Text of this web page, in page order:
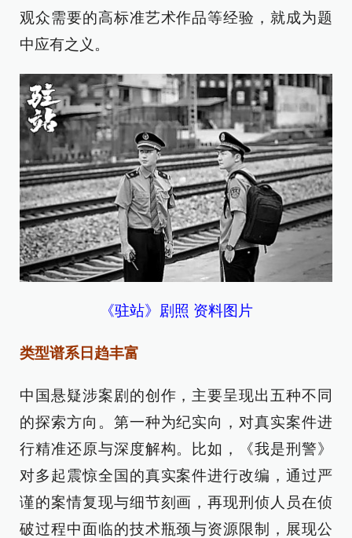
观众需要的高标准艺术作品等经验，就成为题
中应有之义。
《驻站》剧照 资料图片
类型谱系日趋丰富
中国悬疑涉案剧的创作，主要呈现出五种不同
的探索方向。第一种为纪实向，对真实案件进
行精准还原与深度解构。比如，《我是刑警》
对多起震惊全国的真实案件进行改编，通过严
谨的案情复现与细节刻画，再现刑侦人员在侦
破过程中面临的技术瓶颈与资源限制，展现公